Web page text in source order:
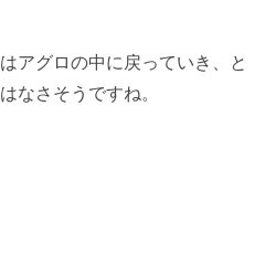
アグロの中に戻っていき、と
なさそうですね。